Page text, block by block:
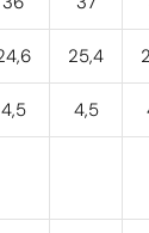
25,4
4,5 4,5